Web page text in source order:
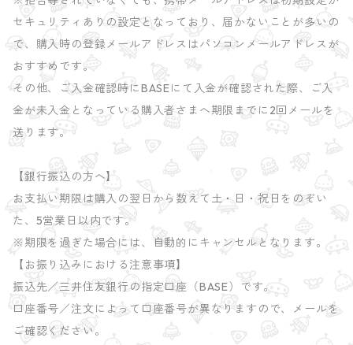
セキュリティありの設定となっており、届かないことが多いの
で、購入時の登録メールアドレスはパソコンメールアドレスが
おすすめです。
その他、ご入金確認時にBASEにて入金が確認された際、ご入
金が未入金となっている購入者さまへ期限までに2回メールを
送ります。
【銀行振込の方へ】
お支払い期限は購入の翌日から数えて土・日・祝日をのぞい
た、5営業日以内です。
※期限を過ぎた場合には、自動的にキャンセルとなります。
【お振り込みにおける注意事項】
振込先／三井住友銀行の指定口座（BASE）です。
口座番号／注文によって口座番号が異なりますので、メールを
ご確認ください。